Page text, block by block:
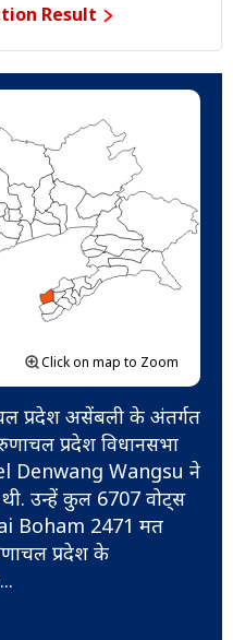
Result
Click on map to Zoom
प्रदेश असेंबली के अंतर्गत
प्रदेश विधानसभा
Denwang Wangsu ने
थी. उन्हें कुल 6707 वोट्स
Boham 2471 मत
प्रदेश के
...